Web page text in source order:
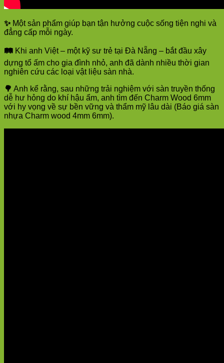
✨Một sản phẩm giúp bạn tận hưởng cuộc sống tiện nghi và
đẳng cấp mỗi ngày.
🛤️ Khi anh Việt – một kỹ sư trẻ tại Đà Nẵng – bắt đầu xây
dựng tổ ấm cho gia đình nhỏ, anh đã dành nhiều thời gian
nghiên cứu các loại vật liệu sàn nhà.
🌳 Anh kể rằng, sau những trải nghiệm với sàn truyền thống
dễ hư hỏng do khí hậu ẩm, anh tìm đến Charm Wood 6mm
với hy vọng về sự bền vững và thẩm mỹ lâu dài (Báo giá sàn
nhựa Charm wood 4mm 6mm).